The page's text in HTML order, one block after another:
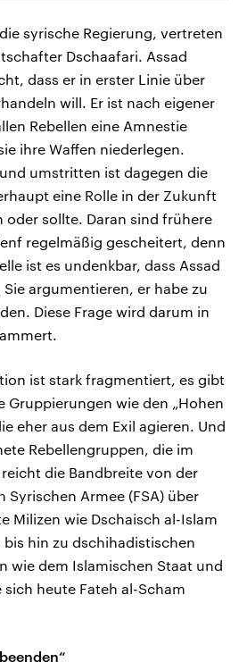
syrische Regierung, vertreten
Dschaafari. Assad
dass er in erster Linie über
will. Er ist nach eigener
Rebellen eine Amnestie
ihre Waffen niederlegen.
umstritten ist dagegen die
eine Rolle in der Zukunft
oder sollte. Daran sind frühere
regelmäßig gescheitert, denn
ist es undenkbar, dass Assad
argumentieren, er habe zu
Diese Frage wird darum in
ist stark fragmentiert, es gibt
Gruppierungen wie den „Hohen
eher aus dem Exil agieren. Und
Rebellengruppen, die im
die Bandbreite von der
Syrischen Armee (FSA) über
Milizen wie Dschaisch al-Islam
hin zu dschihadistischen
wie dem Islamischen Staat und
heute Fateh al-Scham